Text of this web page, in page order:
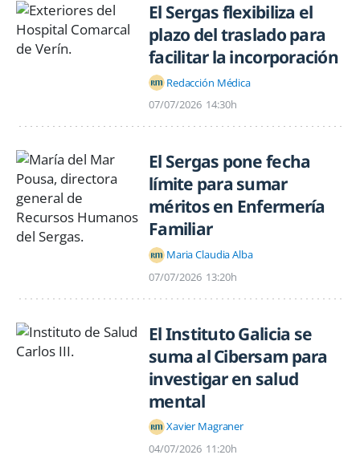
El Sergas flexibiliza el
plazo del traslado para
facilitar la incorporación
Redacción Médica
07/07/2026 14:30h
El Sergas pone fecha
límite para sumar
méritos en Enfermería
Familiar
Maria Claudia Alba
07/07/2026 13:20h
El Instituto Galicia se
suma al Cibersam para
investigar en salud
mental
Xavier Magraner
04/07/2026 11:20h